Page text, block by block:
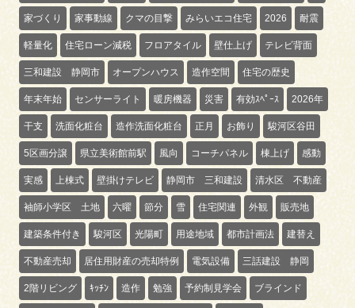
家づくり 家事動線 クマの目撃 みらいエコ住宅 2026 耐震
軽量化 住宅ローン減税 フロアタイル 壁仕上げ テレビ背面
三和建設 静岡市 オープンハウス 造作空間 住宅の歴史
年末年始 センサーライト 暖房機器 災害 有効ｽﾍﾟｰｽ 2026年
干支 洗面化粧台 造作洗面化粧台 正月 お飾り 駿河区谷田
5区画分譲 県立美術館前駅 風向 コーチパネル 棟上げ 感動
実感 上棟式 壁掛けテレビ 静岡市 三和建設 清水区 不動産
袖師小学区 土地 六曜 節分 雪 住宅関連 外観 販売地
建築条件付き 駿河区 光陽町 用途地域 都市計画法 建替え
不動産売却 居住用財産の売却特例 電気設備 三話建設 静岡
2階リビング ｷｯﾁﾝ 造作 勉強 予約制見学会 ブラインド